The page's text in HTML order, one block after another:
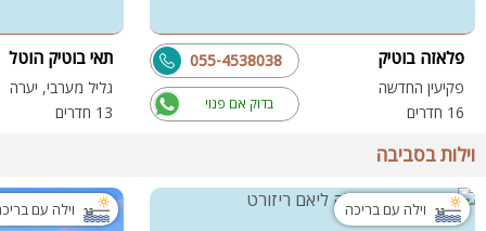
פלאזה בוטיק
פקיעין החדשה
16 חדרים
בדוק אם פנוי
055-4538038 תאי בוטיק הוטל
גליל מערבי, יערה
13 חדרים
וילות בסביבה
וילה עם בריכה וילה עם